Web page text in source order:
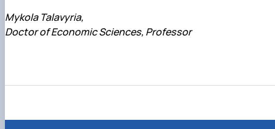
Mykola Talavyria,
Doctor of Economic Sciences, Professor